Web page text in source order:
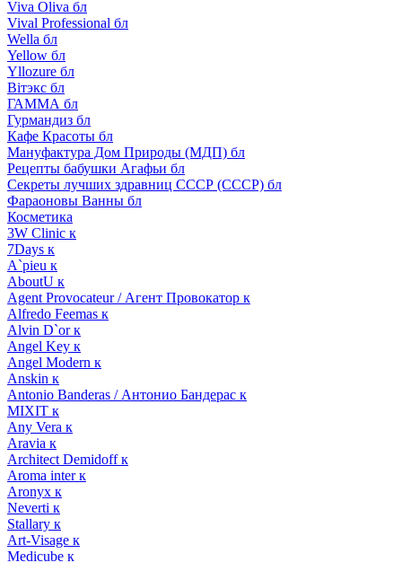
Viva Oliva бл
Vival Professional бл
Wella бл
Yellow бл
Yllozure бл
Вiтэкс бл
ГАММА бл
Гурмандиз бл
Кафе Красоты бл
Мануфактура Дом Природы (МДП) бл
Рецепты бабушки Агафьи бл
Секреты лучших здравниц СССР (СССР) бл
Фараоновы Ванны бл
Косметика
3W Clinic к
7Days к
A`pieu к
AboutU к
Agent Provocateur / Агент Провокатор к
Alfredo Feemas к
Alvin D`or к
Angel Key к
Angel Modern к
Anskin к
Antonio Banderas / Антонио Бандерас к
MIXIT к
Any Vera к
Aravia к
Architect Demidoff к
Aroma inter к
Aronyx к
Neverti к
Stallary к
Art-Visage к
Medicube к